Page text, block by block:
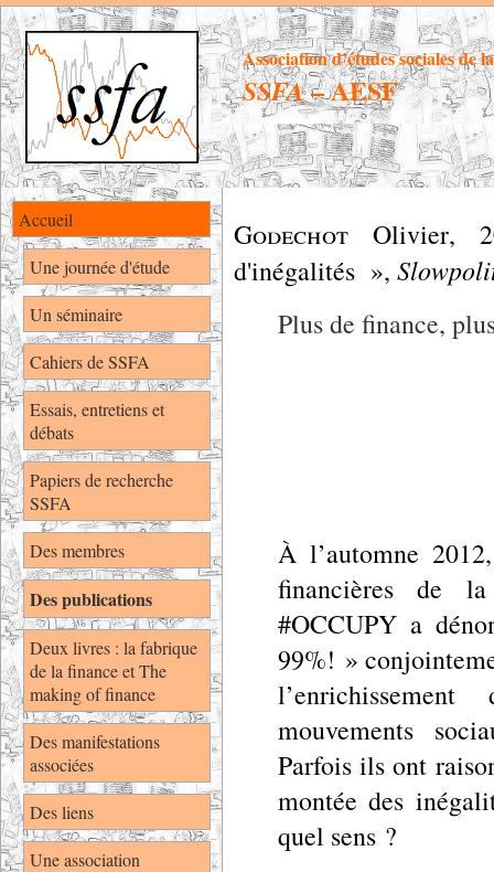
Association d’études sociales de
SSFA– AESF
Accueil
Une journée d'étude
Un séminaire
Cahiers de SSFA
Essais, entretiens et
débats
Papiers de recherche
SSFA
Des membres
Des publications
Deux livres : la fabrique
de la finance et The
making of finance
Des manifestations
associées
Des liens
Une association
Godechot Olivier,
d'inégalités »,
Plus de finance,
À l’automne
financières de
#OCCUPY a
99%! »
mouvements
Parfois ils ont
montée des
quel sens ?